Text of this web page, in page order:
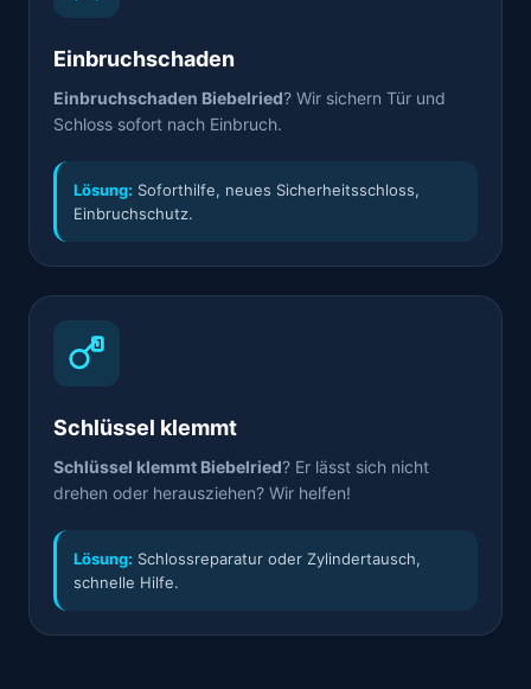
Einbruchschaden
Einbruchschaden Biebelried? Wir sichern Tür und
Schloss sofort nach Einbruch.
Lösung: Soforthilfe, neues Sicherheitsschloss,
Einbruchschutz.
Schlüssel klemmt
Schlüssel klemmt Biebelried? Er lässt sich nicht
drehen oder herausziehen? Wir helfen!
Lösung: Schlossreparatur oder Zylindertausch,
schnelle Hilfe.